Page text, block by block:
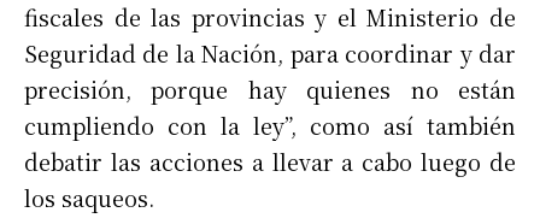
fiscales de las provincias y el Ministerio de
Seguridad de la Nación, para coordinar y dar
precisión, porque hay quienes no están
cumpliendo con la ley”, como así también
debatir las acciones a llevar a cabo luego de
los saqueos.